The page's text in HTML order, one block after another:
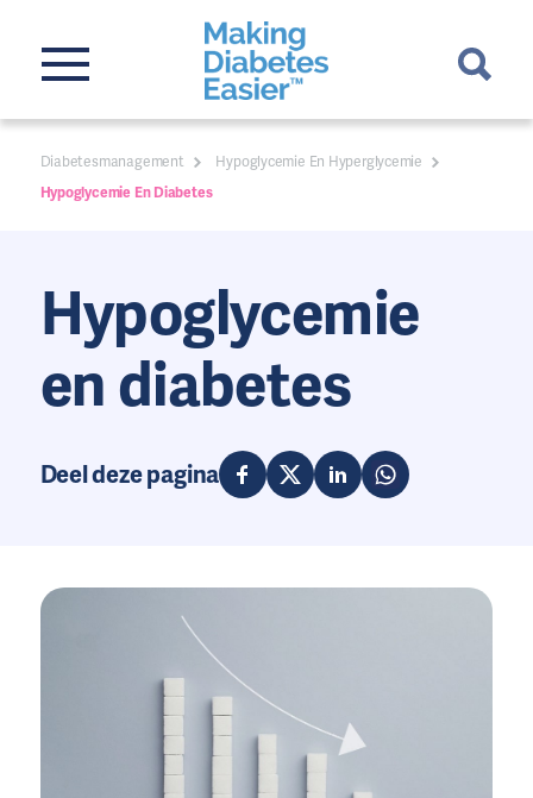
Diabetesmanagement
Hypoglycemie En Hyperglycemie
Hypoglycemie En Diabetes
Hypoglycemie
en diabetes
Deel deze pagina